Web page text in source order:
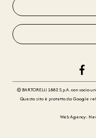
© BARTORELLI 1882 S.p.A. con socio
Questo sito è protetto da Google
Web Agency: